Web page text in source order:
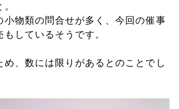
小物類の問合せが多く、今回の催事
しているそうです。
め、数には限りがあるとのことでし